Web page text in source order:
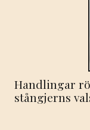
Handlingar
stångjerns